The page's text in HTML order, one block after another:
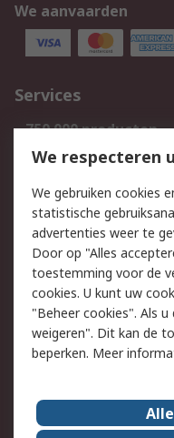
We aanvaarden
Services
750.000 producten
Bestellen
Track & Trace
Wettelijk
Cookiebeleid
Privacybeleid
Algemene
Over RS
We respecteren
We gebruiken cookies
statistische
advertenties weer te
Door op "Alles
toestemming voor de
cookies. U kunt uw
"Beheer cookies". Als
weigeren". Dit kan de
beperken. Meer